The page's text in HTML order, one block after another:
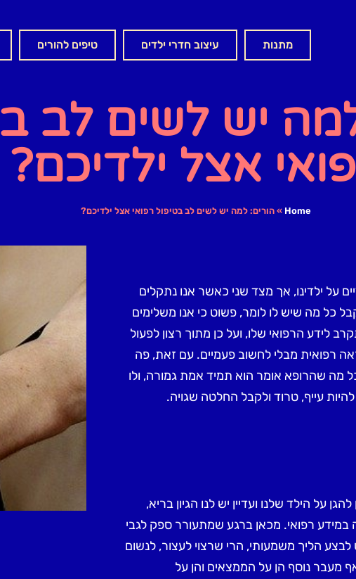
מתנות עיצוב חדרי ילדים טיפים להורים
יש לשים לב
אצל ילדיכם?
Home
»הורים: למה יש לשים לב בטיפול רפואי אצל ילדיכם?
על ילדינו, אך מצד שני כאשר אנו נתקלים
כל מה שיש לו לומר, פשוט כי אנו משלימים
לידע הרפואי שלו, ועל כן מתוך רצון לפעול
רפואית מבלי לחשוב פעמיים. עם זאת, פה
מה שהרופא אומר הוא תמיד אמת גמורה, ולו
עייף, טרוד ולקבל החלטה שגויה.
על הילד שלנו ועדיין יש לנו הגיון בריא,
רפואי. מכאן ברגע שמתעורר ספק לגבי
הליך משמעותי, הרי שרצוי לעצור, לנשום
מעבר נוסף הן על הממצאים והן על